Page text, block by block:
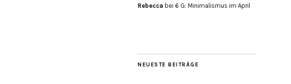
Rebecca bei 6 G: Minimalismus im April
NEUESTE BEITRÄGE